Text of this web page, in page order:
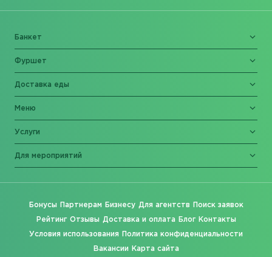
Банкет
Фуршет
Доставка еды
Меню
Услуги
Для мероприятий
Бонусы Партнерам Бизнесу Для агентств Поиск заявок
Рейтинг Отзывы Доставка и оплата Блог Контакты
Условия использования Политика конфиденциальности
Вакансии Карта сайта